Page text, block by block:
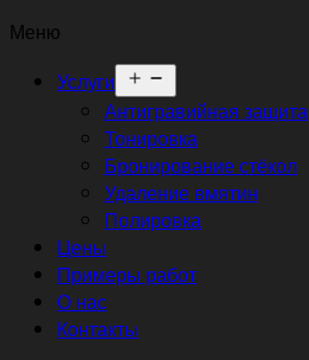
Меню
Услуги
меню
Антигравийная защита
Тонировка
Бронирование стёкол
Удаление вмятин
Полировка
Цены
Примеры работ
О нас
Контакты